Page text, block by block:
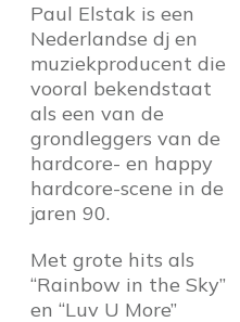
Paul Elstak is een
Nederlandse dj en
muziekproducent die
vooral bekendstaat
als een van de
grondleggers van de
hardcore- en happy
hardcore-scene in de
jaren 90.
Met grote hits als
“Rainbow in the Sky”
en “Luv U More”